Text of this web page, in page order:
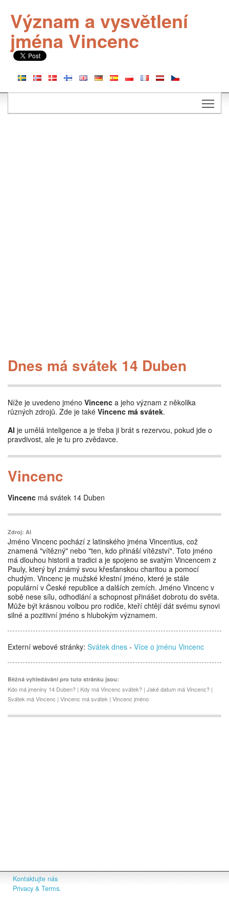
Význam a vysvětlení
jména Vincenc
Dnes má svátek 14 Duben
Níže je uvedeno jméno Vincenc a jeho význam z několika
různých zdrojů. Zde je také Vincenc má svátek.
AI je umělá inteligence a je třeba ji brát s rezervou, pokud jde o
pravdivost, ale je tu pro zvědavce.
Vincenc
Vincenc má svátek 14 Duben
Zdroj: AI
Jméno Vincenc pochází z latinského jména Vincentius, což
znamená "vítězný" nebo "ten, kdo přináší vítězství". Toto jméno
má dlouhou historii a tradici a je spojeno se svatým Vincencem z
Pauly, který byl známý svou křesťanskou charitou a pomocí
chudým. Vincenc je mužské křestní jméno, které je stále
populární v České republice a dalších zemích. Jméno Vincenc v
sobě nese sílu, odhodlání a schopnost přinášet dobrotu do světa.
Může být krásnou volbou pro rodiče, kteří chtějí dát svému synovi
silné a pozitivní jméno s hlubokým významem.
Externí webové stránky: Svátek dnes - Více o jménu Vincenc
Běžná vyhledávání pro tuto stránku jsou:
Kdo má jmeniny 14 Duben? | Kdy má Vincenc svátek? | Jaké datum má Vincenc? |
Svátek má Vincenc | Vincenc má svátek | Vincenc jméno
Kontaktujte nás
Privacy & Terms.